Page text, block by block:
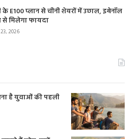
E100 प्लान से चीनी शेयरों में उछाल, इथेनॉल
से मिलेगा फायदा
2026
है युवाओं की पहली